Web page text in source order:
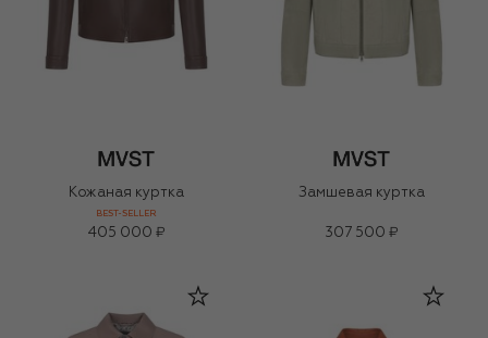
Кожаная куртка
BEST-SELLER
405 000 ₽
Замшевая куртка
307 500 ₽